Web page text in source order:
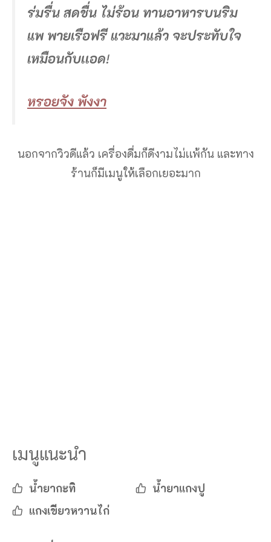
ร่มรื่น สดชื่น ไม่ร้อน ทานอาหารบนริม
แพ พายเรือฟรี แวะมาแล้ว จะประทับใจ
เหมือนกับเเอด!
หรอยจัง พังงา
นอกจากวิวดีแล้ว เครื่องดื่มก็ดีงามไม่เเพ้กัน และทาง
ร้านก็มีเมนูให้เลือกเยอะมาก
เมนูแนะนำ
น้ำยากะทิ
น้ำยาแกงปู
แกงเขียวหวานไก่